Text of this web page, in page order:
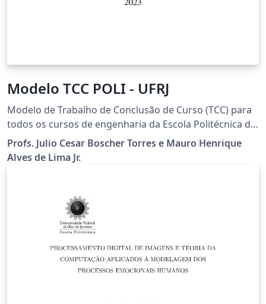
Modelo TCC POLI - UFRJ
Modelo de Trabalho de Conclusão de Curso (TCC) para
todos os cursos de engenharia da Escola Politécnica da
Universidade Federal do Rio de Janeiro
Profs. Julio Cesar Boscher Torres e Mauro Henrique
Alves de Lima Jr.